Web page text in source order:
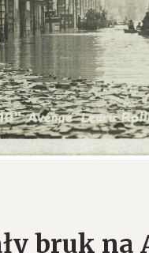
bruk na